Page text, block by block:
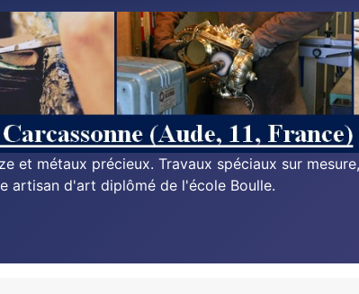
métaux précieux. Travaux spéciaux sur
artisan d'art diplômé de l'école Boulle.